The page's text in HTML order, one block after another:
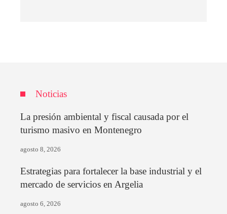
Noticias
La presión ambiental y fiscal causada por el
turismo masivo en Montenegro
agosto 8, 2026
Estrategias para fortalecer la base industrial y el
mercado de servicios en Argelia
agosto 6, 2026